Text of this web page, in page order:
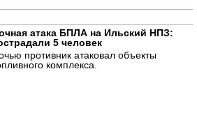
атака БПЛА на Ильский НПЗ:
5 человек
противник атаковал объекты
комплекса.